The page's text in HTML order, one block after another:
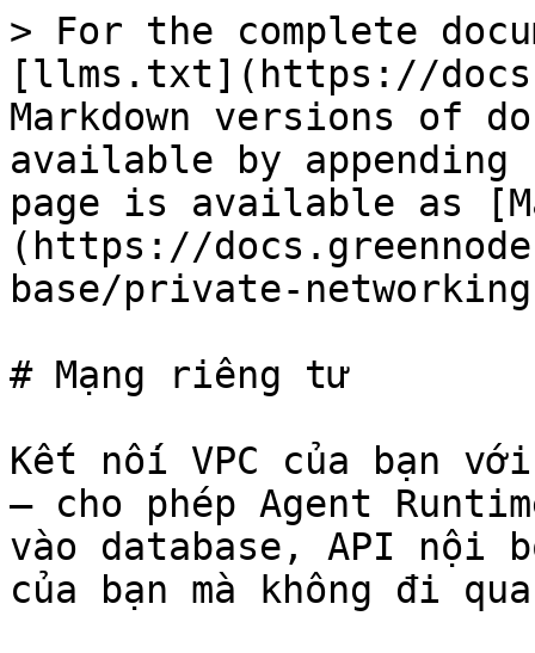
> For the complete
[llms.txt](https://
Markdown versions of
available by
page is available as
(https://
base/private-
# Mạng riêng tư
Kết nối VPC của bạn với
— cho phép Agent
vào database, API nội
của bạn mà không đi